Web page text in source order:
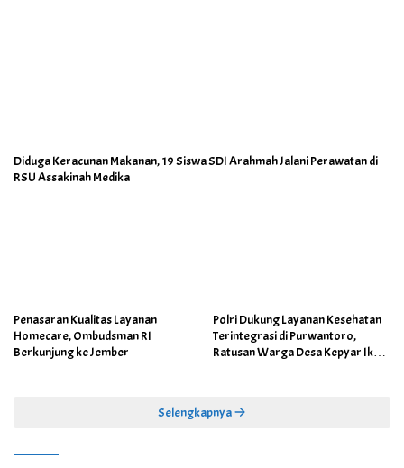
Diduga Keracunan Makanan, 19 Siswa SDI Arahmah Jalani Perawatan di
RSU Assakinah Medika
Penasaran Kualitas Layanan
Homecare, Ombudsman RI
Berkunjung ke Jember
Polri Dukung Layanan Kesehatan
Terintegrasi di Purwantoro,
Ratusan Warga Desa Kepyar Ikuti
Selengkapnya